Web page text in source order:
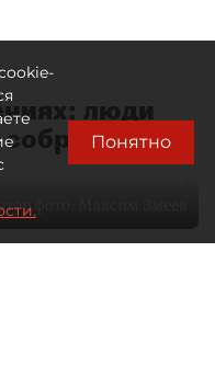
люди
собранное
фото:
Понятно